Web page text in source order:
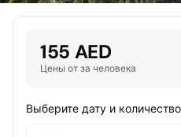
155 AED
Цены от за человека
Выберите дату и